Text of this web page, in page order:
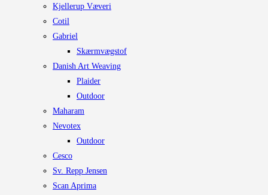
Kjellerup Væveri
Cotil
Gabriel
Skærmvægstof
Danish Art Weaving
Plaider
Outdoor
Maharam
Nevotex
Outdoor
Cesco
Sv. Repp Jensen
Scan Aprima